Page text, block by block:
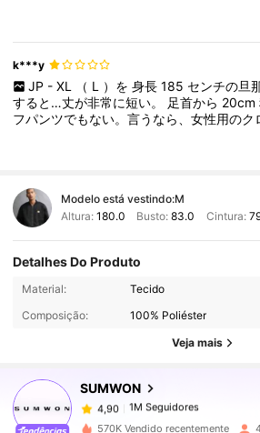
k***y
JP - XL （ L ）を 身長 185 センチの旦
すると…丈が非常に短い。 足首から 20cm
フパンツでもない。言うなら、女性用のク
位
Modelo está vestindo:M
Altura: 180.0 Busto:83.0 Cintura:
Detalhes Do Produto
Material:
Tecido
Composição:
100% Poliéster
Veja mais
SUMWON
1M Seguidores
1M Seguidores
4,90
1M Seguidores
570K Vendido recentemente